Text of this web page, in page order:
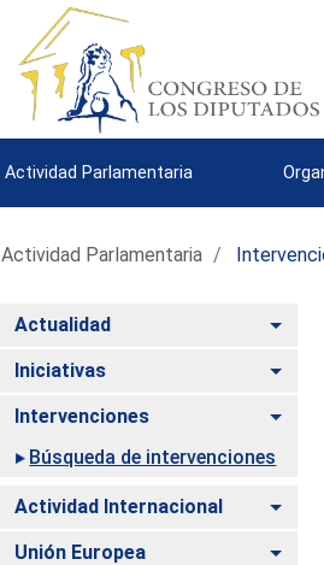
Actividad Parlamentaria
Actividad Parlamentaria
Actualidad
Iniciativas
Intervenciones
Búsqueda de intervenciones
Actividad Internacional
Unión Europea